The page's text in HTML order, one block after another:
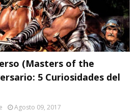
(Masters of the
5 Curiosidades del
Agosto 09, 2017